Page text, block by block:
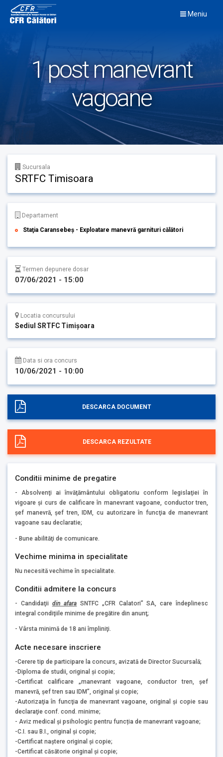
content
Meniu
1 post manevrant
vagoane
Sucursala
SRTFC Timisoara
Departament
Staţia Caransebeș - Exploatare manevră garnituri călători
Termen depunere dosar
07/06/2021 - 15:00
Locatia concursului
Sediul SRTFC Timişoara
Data si ora concurs
10/06/2021 - 10:00
DESCARCA DOCUMENT
DESCARCA REZULTATE
Conditii minime de pregatire
- Absolvenţi ai învăţământului obligatoriu conform legislaţiei în
vigoare şi curs de calificare în manevrant vagoane, conductor tren,
şef manevră, şef tren, IDM, cu autorizare în funcţia de manevrant
vagoane sau declaratie;
- Bune abilităţi de comunicare.
Vechime minima in specialitate
Nu necesită vechime în specialitate.
Conditii admitere la concurs
- Candidaţii din afara SNTFC „CFR Calatori” SA, care îndeplinesc
integral condiţiile minime de pregătire din anunţ;
- Vârsta minimă de 18 ani împliniţi.
Acte necesare inscriere
-Cerere tip de participare la concurs, avizată de Director Sucursală;
-Diploma de studii, original şi copie;
-Certificat calificare „manevrant vagoane, conductor tren, şef
manevră, şef tren sau IDM”, original şi copie;
-Autorizaţia în funcţia de manevrant vagoane, original şi copie sau
declaraţie conf. cond. minime;
- Aviz medical și psihologic pentru funcția de manevrant vagoane;
-C.I. sau B.I., original şi copie;
-Certificat naştere original şi copie;
-Certificat căsătorie original şi copie;